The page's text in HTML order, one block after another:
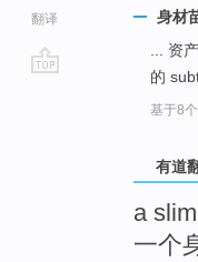
翻译
身材
... 资
的
基于8
有道
a
一个